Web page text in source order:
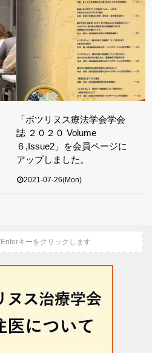
「ボツリヌス療法学会学会
誌 ２０２０ Volume
６,Issue2」を会員ページに
アップしました。
2021-07-26(Mon)